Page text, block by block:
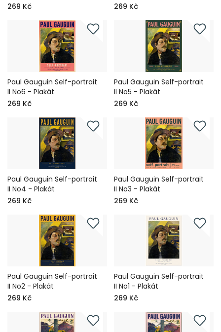
269 Kč
269 Kč
Paul Gauguin Self-portrait
II No6 - Plakát
269 Kč
Paul Gauguin Self-portrait
II No5 - Plakát
269 Kč
Paul Gauguin Self-portrait
II No4 - Plakát
269 Kč
Paul Gauguin Self-portrait
II No3 - Plakát
269 Kč
Paul Gauguin Self-portrait
II No2 - Plakát
269 Kč
Paul Gauguin Self-portrait
II No1 - Plakát
269 Kč